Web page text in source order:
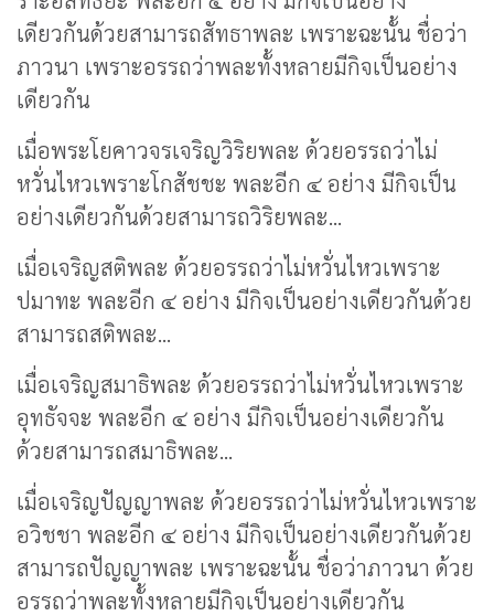
เดียวกันด้วยสามารถสัทธาพละ เพราะฉะนั้น ชื่อว่า
ภาวนา เพราะอรรถว่าพละทั้งหลายมีกิจเป็นอย่าง
เดียวกัน
เมื่อพระโยคาวจรเจริญวิริยพละ ด้วยอรรถว่าไม่
หวั่นไหวเพราะโกสัชชะ พละอีก ๔ อย่าง มีกิจเป็น
อย่างเดียวกันด้วยสามารถวิริยพละ...
เมื่อเจริญสติพละ ด้วยอรรถว่าไม่หวั่นไหวเพราะ
ปมาทะ พละอีก ๔ อย่าง มีกิจเป็นอย่างเดียวกันด้วย
สามารถสติพละ...
เมื่อเจริญสมาธิพละ ด้วยอรรถว่าไม่หวั่นไหวเพราะ
อุทธัจจะ พละอีก ๔ อย่าง มีกิจเป็นอย่างเดียวกัน
ด้วยสามารถสมาธิพละ...
เมื่อเจริญปัญญาพละ ด้วยอรรถว่าไม่หวั่นไหวเพราะ
อวิชชา พละอีก ๔ อย่าง มีกิจเป็นอย่างเดียวกันด้วย
สามารถปัญญาพละ เพราะฉะนั้น ชื่อว่าภาวนา ด้วย
อรรถว่าพละทั้งหลายมีกิจเป็นอย่างเดียวกัน